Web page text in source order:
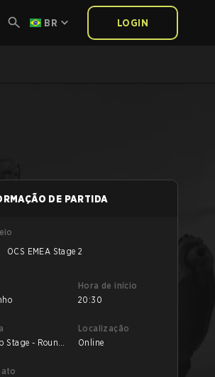
BR LOGIN
DE PARTIDA
OCS EMEA Stage 2
Hora de início
20:30
Stage - Round
Localização
Online